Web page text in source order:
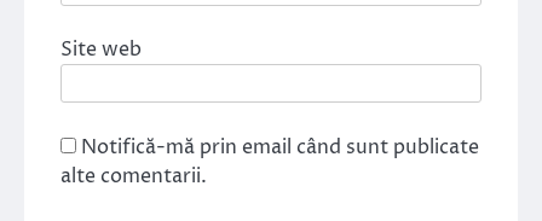
Site web
Notifică-mă prin email când sunt publicate
alte comentarii.